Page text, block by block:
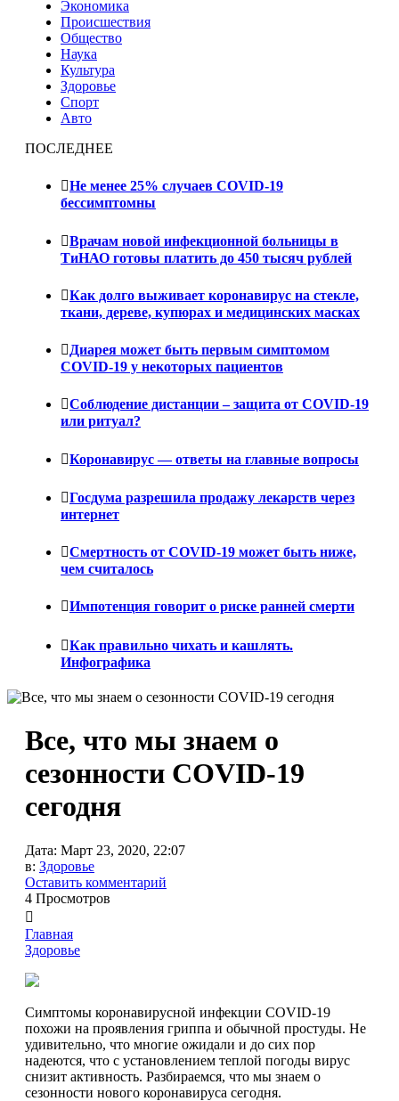
Экономика
Происшествия
Общество
Наука
Культура
Здоровье
Спорт
Авто
ПОСЛЕДНЕЕ
Не менее 25% случаев COVID-19
бессимптомны
Врачам новой инфекционной больницы в
ТиНАО готовы платить до 450 тысяч рублей
Как долго выживает коронавирус на стекле,
ткани, дереве, купюрах и медицинских масках
Диарея может быть первым симптомом
COVID-19 у некоторых пациентов
Соблюдение дистанции – защита от COVID-19
или ритуал?
Коронавирус — ответы на главные вопросы
Госдума разрешила продажу лекарств через
интернет
Смертность от COVID-19 может быть ниже,
чем считалось
Импотенция говорит о риске ранней смерти
Как правильно чихать и кашлять.
Инфографика
Все, что мы знаем о
сезонности COVID-19
сегодня
Дата: Март 23, 2020, 22:07
в: Здоровье
Оставить комментарий
4 Просмотров
Главная
Здоровье
Симптомы коронавирусной инфекции COVID-19
похожи на проявления гриппа и обычной простуды. Не
удивительно, что многие ожидали и до сих пор
надеются, что с установлением теплой погоды вирус
снизит активность. Разбираемся, что мы знаем о
сезонности нового коронавируса сегодня.